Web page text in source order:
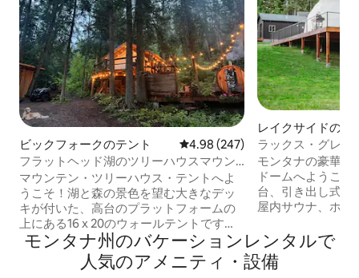
ビックフォークのテント レビュー247件、5つ星中4.98つ
4.98 (247)
フラットヘッド湖のツリーハウスマウン
テンテント
マウンテン・ツリーハウス・テントへよ
うこそ！湖と森の景色を望む大きなデッ
キが付いた、高台のプラットフォームの
上にある16 x 20のウォールテントです。
冷たい水浴びと屋外（温かい！）シャワ
ーを備えた杉のサウナでリラックスして
ください。新鮮な山の氷河泉水。2025年
レイクサイドのド
ス
ラックス・グレイ
タブ•サウナ•フラ
モンタナの豪華な
ドームへようこ
台、引き出し式ク
屋内サウナ、ホッ
ン、洗濯機/乾燥
ください。フラッ
ク醸造所、リフト
モンタナ州のバケーションレンタルで
人気のアメニティ・設備